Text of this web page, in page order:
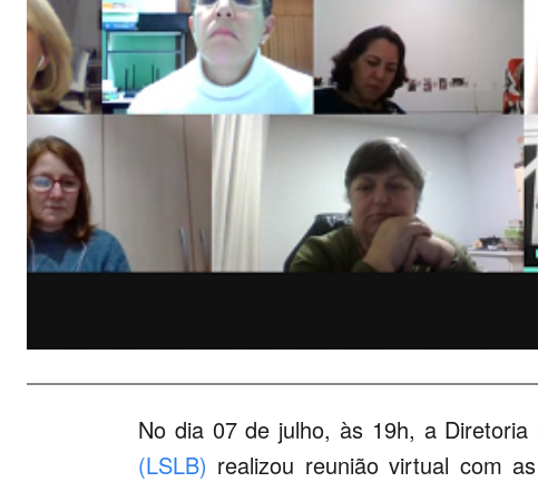
No dia 07 de julho, às 19h, a Diretoria
(LSLB) realizou reunião virtual com